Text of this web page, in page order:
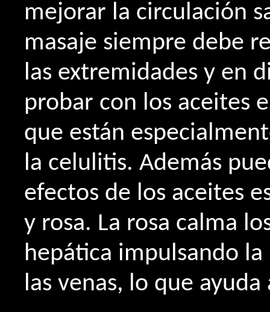
mejorar la circulación
masaje siempre debe
las extremidades y en
probar con los aceites
que están
la celulitis. Además
efectos de los aceites
y rosa. La rosa calma
hepática impulsando
las venas, lo que